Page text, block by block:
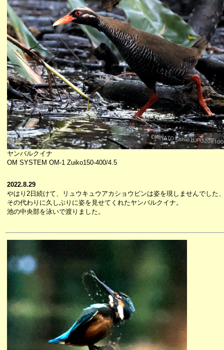
ヤンバルクイナ
OM SYSTEM OM-1 Zuiko150-400/4.5
2022.8.29
やはり2日続けて、リュウキュウアカショウビンは姿を現しませんでした
その代わりに久しぶりに姿を見せてくれたヤンバルクイナ。
池の中央部を泳いで渡りました。